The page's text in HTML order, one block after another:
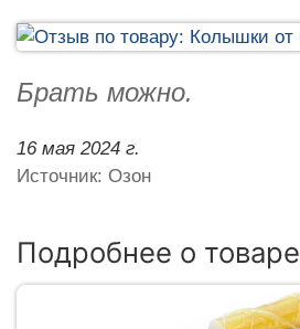
Брать можно.
16 мая 2024 г.
Источник: Озон
Подробнее о товаре